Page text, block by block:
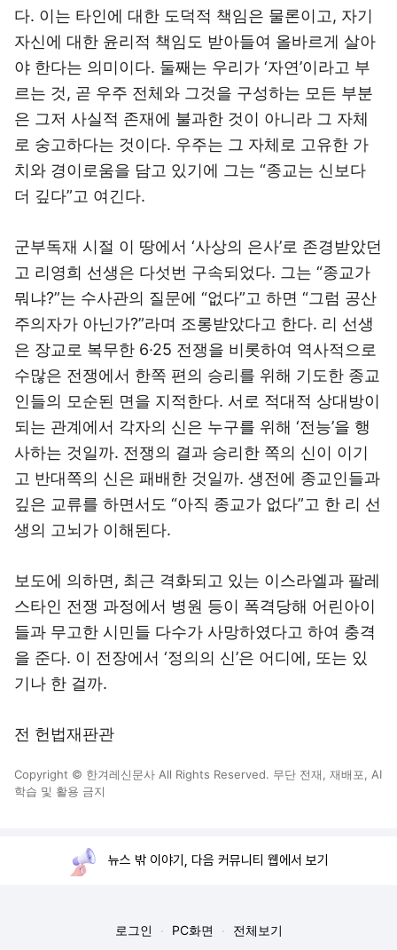
다. 이는 타인에 대한 도덕적 책임은 물론이고, 자기
자신에 대한 윤리적 책임도 받아들여 올바르게 살아
야 한다는 의미이다. 둘째는 우리가 ‘자연’이라고 부
르는 것, 곧 우주 전체와 그것을 구성하는 모든 부분
은 그저 사실적 존재에 불과한 것이 아니라 그 자체
로 숭고하다는 것이다. 우주는 그 자체로 고유한 가
치와 경이로움을 담고 있기에 그는 “종교는 신보다
더 깊다”고 여긴다.
군부독재 시절 이 땅에서 ‘사상의 은사’로 존경받았던
고 리영희 선생은 다섯번 구속되었다. 그는 “종교가
뭐냐?”는 수사관의 질문에 “없다”고 하면 “그럼 공산
주의자가 아닌가?”라며 조롱받았다고 한다. 리 선생
은 장교로 복무한 6·25 전쟁을 비롯하여 역사적으로
수많은 전쟁에서 한쪽 편의 승리를 위해 기도한 종교
인들의 모순된 면을 지적한다. 서로 적대적 상대방이
되는 관계에서 각자의 신은 누구를 위해 ‘전능’을 행
사하는 것일까. 전쟁의 결과 승리한 쪽의 신이 이기
고 반대쪽의 신은 패배한 것일까. 생전에 종교인들과
깊은 교류를 하면서도 “아직 종교가 없다”고 한 리 선
생의 고뇌가 이해된다.
보도에 의하면, 최근 격화되고 있는 이스라엘과 팔레
스타인 전쟁 과정에서 병원 등이 폭격당해 어린아이
들과 무고한 시민들 다수가 사망하였다고 하여 충격
을 준다. 이 전장에서 ‘정의의 신’은 어디에, 또는 있
기나 한 걸까.
전 헌법재판관
Copyright © 한겨레신문사 All Rights Reserved. 무단 전재, 재배포, AI
학습 및 활용 금지
뉴스 밖 이야기, 다음 커뮤니티 웹에서 보기
로그인 PC화면 전체보기